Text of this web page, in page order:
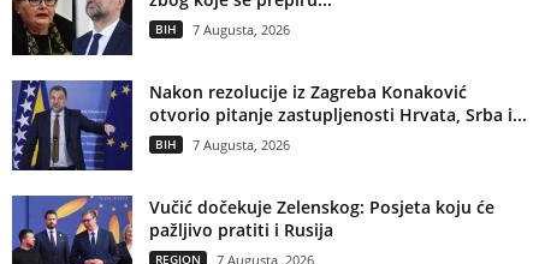
BIH 7 Augusta, 2026
Nakon rezolucije iz Zagreba Konaković
otvorio pitanje zastupljenosti Hrvata, Srba i...
BIH 7 Augusta, 2026
Vučić dočekuje Zelenskog: Posjeta koju će
pažljivo pratiti i Rusija
REGION 7 Augusta, 2026